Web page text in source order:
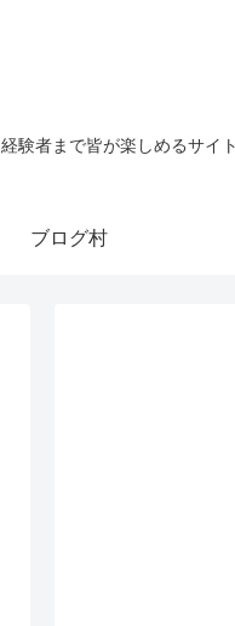
験者まで皆が楽しめるサイ
ブログ村